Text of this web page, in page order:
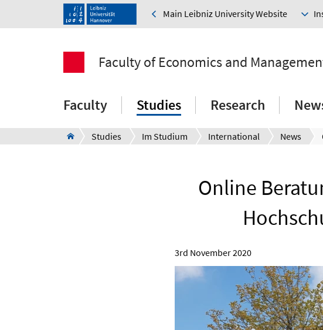
Main Leibniz University Website
Faculty of Economics and
Faculty Studies Research
Studies Im Studium International News
Online
3rd November 2020